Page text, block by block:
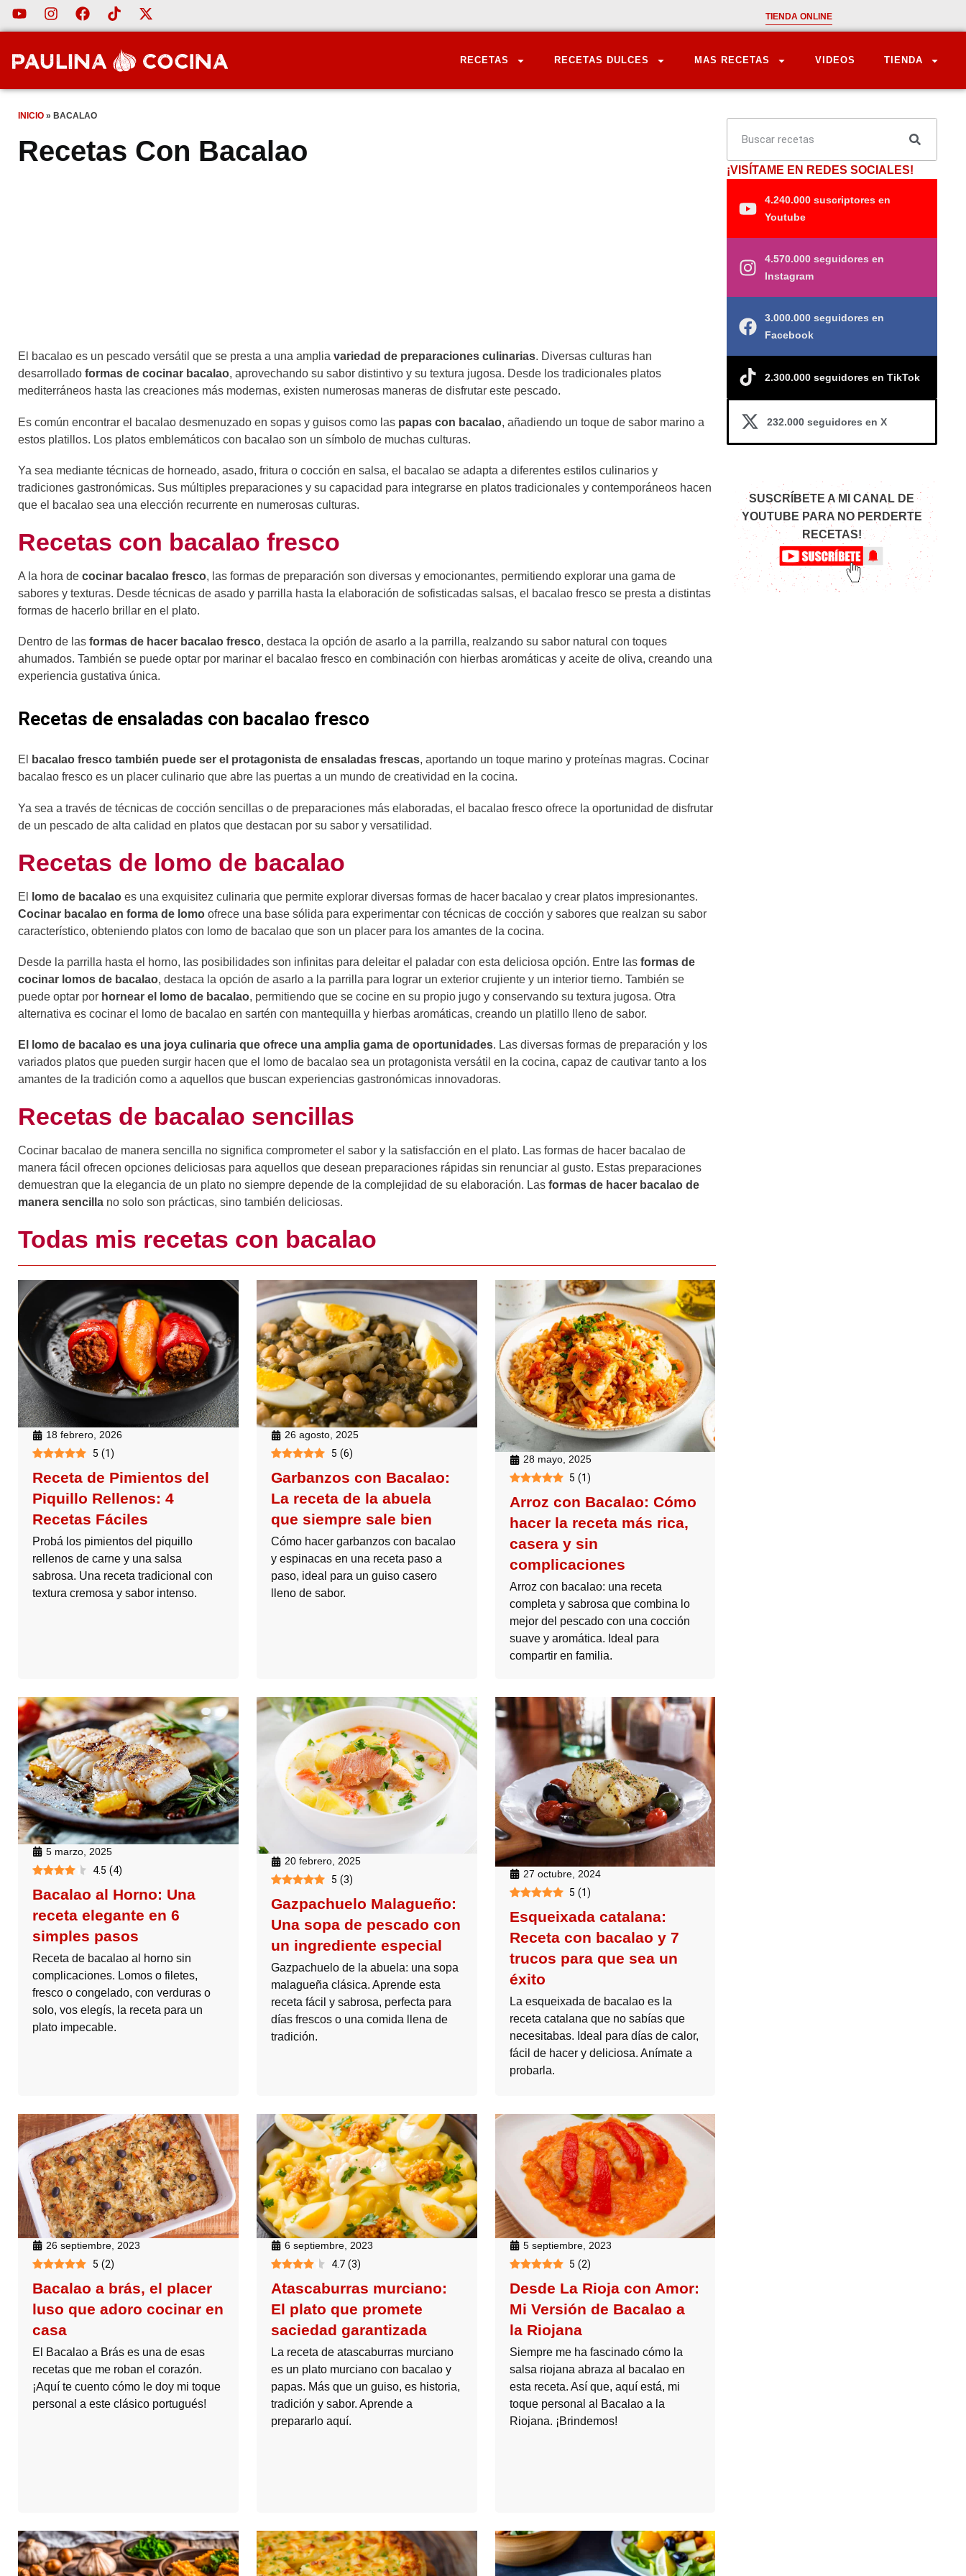
TIENDA ONLINE
RECETAS RECETAS DULCES MAS RECETAS VIDEOS TIENDA
INICIO » BACALAO
Recetas Con Bacalao
El bacalao es un pescado versátil que se presta a una amplia variedad de preparaciones culinarias. Diversas culturas han
desarrollado formas de cocinar bacalao, aprovechando su sabor distintivo y su textura jugosa. Desde los tradicionales platos
mediterráneos hasta las creaciones más modernas, existen numerosas maneras de disfrutar este pescado.
Es común encontrar el bacalao desmenuzado en sopas y guisos como las papas con bacalao, añadiendo un toque de sabor marino a
estos platillos. Los platos emblemáticos con bacalao son un símbolo de muchas culturas.
Ya sea mediante técnicas de horneado, asado, fritura o cocción en salsa, el bacalao se adapta a diferentes estilos culinarios y
tradiciones gastronómicas. Sus múltiples preparaciones y su capacidad para integrarse en platos tradicionales y contemporáneos hacen
que el bacalao sea una elección recurrente en numerosas culturas.
Recetas con bacalao fresco
A la hora de cocinar bacalao fresco, las formas de preparación son diversas y emocionantes, permitiendo explorar una gama de
sabores y texturas. Desde técnicas de asado y parrilla hasta la elaboración de sofisticadas salsas, el bacalao fresco se presta a distintas
formas de hacerlo brillar en el plato.
Dentro de las formas de hacer bacalao fresco, destaca la opción de asarlo a la parrilla, realzando su sabor natural con toques
ahumados. También se puede optar por marinar el bacalao fresco en combinación con hierbas aromáticas y aceite de oliva, creando una
experiencia gustativa única.
Recetas de ensaladas con bacalao fresco
El bacalao fresco también puede ser el protagonista de ensaladas frescas, aportando un toque marino y proteínas magras. Cocinar
bacalao fresco es un placer culinario que abre las puertas a un mundo de creatividad en la cocina.
Ya sea a través de técnicas de cocción sencillas o de preparaciones más elaboradas, el bacalao fresco ofrece la oportunidad de disfrutar
de un pescado de alta calidad en platos que destacan por su sabor y versatilidad.
Recetas de lomo de bacalao
El lomo de bacalao es una exquisitez culinaria que permite explorar diversas formas de hacer bacalao y crear platos impresionantes.
Cocinar bacalao en forma de lomo ofrece una base sólida para experimentar con técnicas de cocción y sabores que realzan su sabor
característico, obteniendo platos con lomo de bacalao que son un placer para los amantes de la cocina.
Desde la parrilla hasta el horno, las posibilidades son infinitas para deleitar el paladar con esta deliciosa opción. Entre las formas de
cocinar lomos de bacalao, destaca la opción de asarlo a la parrilla para lograr un exterior crujiente y un interior tierno. También se
puede optar por hornear el lomo de bacalao, permitiendo que se cocine en su propio jugo y conservando su textura jugosa. Otra
alternativa es cocinar el lomo de bacalao en sartén con mantequilla y hierbas aromáticas, creando un platillo lleno de sabor.
El lomo de bacalao es una joya culinaria que ofrece una amplia gama de oportunidades. Las diversas formas de preparación y los
variados platos que pueden surgir hacen que el lomo de bacalao sea un protagonista versátil en la cocina, capaz de cautivar tanto a los
amantes de la tradición como a aquellos que buscan experiencias gastronómicas innovadoras.
Recetas de bacalao sencillas
Cocinar bacalao de manera sencilla no significa comprometer el sabor y la satisfacción en el plato. Las formas de hacer bacalao de
manera fácil ofrecen opciones deliciosas para aquellos que desean preparaciones rápidas sin renunciar al gusto. Estas preparaciones
demuestran que la elegancia de un plato no siempre depende de la complejidad de su elaboración. Las formas de hacer bacalao de
manera sencilla no solo son prácticas, sino también deliciosas.
Todas mis recetas con bacalao
18 febrero, 2026
5 (1)
Receta de Pimientos del
Piquillo Rellenos: 4
Recetas Fáciles
Probá los pimientos del piquillo
rellenos de carne y una salsa
sabrosa. Una receta tradicional con
textura cremosa y sabor intenso.
26 agosto, 2025
5 (6)
Garbanzos con Bacalao:
La receta de la abuela
que siempre sale bien
Cómo hacer garbanzos con bacalao
y espinacas en una receta paso a
paso, ideal para un guiso casero
lleno de sabor.
28 mayo, 2025
5 (1)
Arroz con Bacalao: Cómo
hacer la receta más rica,
casera y sin
complicaciones
Arroz con bacalao: una receta
completa y sabrosa que combina lo
mejor del pescado con una cocción
suave y aromática. Ideal para
compartir en familia.
5 marzo, 2025
4.5 (4)
Bacalao al Horno: Una
receta elegante en 6
simples pasos
Receta de bacalao al horno sin
complicaciones. Lomos o filetes,
fresco o congelado, con verduras o
solo, vos elegís, la receta para un
plato impecable.
20 febrero, 2025
5 (3)
Gazpachuelo Malagueño:
Una sopa de pescado con
un ingrediente especial
Gazpachuelo de la abuela: una sopa
malagueña clásica. Aprende esta
receta fácil y sabrosa, perfecta para
días frescos o una comida llena de
tradición.
27 octubre, 2024
5 (1)
Esqueixada catalana:
Receta con bacalao y 7
trucos para que sea un
éxito
La esqueixada de bacalao es la
receta catalana que no sabías que
necesitabas. Ideal para días de calor,
fácil de hacer y deliciosa. Anímate a
probarla.
26 septiembre, 2023
5 (2)
Bacalao a brás, el placer
luso que adoro cocinar en
casa
El Bacalao a Brás es una de esas
recetas que me roban el corazón.
¡Aquí te cuento cómo le doy mi toque
personal a este clásico portugués!
6 septiembre, 2023
4.7 (3)
Atascaburras murciano:
El plato que promete
saciedad garantizada
La receta de atascaburras murciano
es un plato murciano con bacalao y
papas. Más que un guiso, es historia,
tradición y sabor. Aprende a
prepararlo aquí.
5 septiembre, 2023
5 (2)
Desde La Rioja con Amor:
Mi Versión de Bacalao a
la Riojana
Siempre me ha fascinado cómo la
salsa riojana abraza al bacalao en
esta receta. Así que, aquí está, mi
toque personal al Bacalao a la
Riojana. ¡Brindemos!
¡VISÍTAME EN REDES SOCIALES!
4.240.000 suscriptores en
Youtube
4.570.000 seguidores en
Instagram
3.000.000 seguidores en
Facebook
2.300.000 seguidores en TikTok
232.000 seguidores en X
SUSCRÍBETE A MI CANAL DE
YOUTUBE PARA NO PERDERTE
RECETAS!